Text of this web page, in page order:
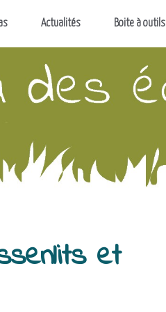
Actualités Boite à outils
et